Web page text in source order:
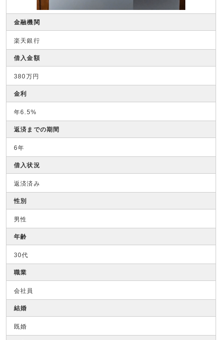
金融機関
楽天銀行
借入金額
380万円
金利
年6.5%
返済までの期間
6年
借入状況
返済済み
性別
男性
年齢
30代
職業
会社員
結婚
既婚